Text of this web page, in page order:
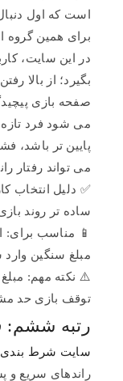
است که اول
برای همین گروه
در این سایت،
بگیرد؛ از بالا
صفحه بازی
می شود فرد تازه
پایین تر باشد،
می تواند رفتار
✅ دلیل انتخاب
ساده تر روند
📱 مناسب برای:
مبلغ سنگین وارد
⚠️ نکته مهم: مبلغ
توقف بازی حد
رتبه ششم:
سایت شرط بندی
راندهای سریع